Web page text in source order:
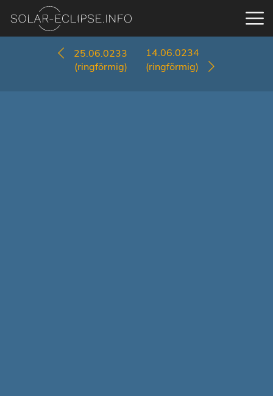
25.06.0233
(ringförmig)
14.06.0234
(ringförmig)